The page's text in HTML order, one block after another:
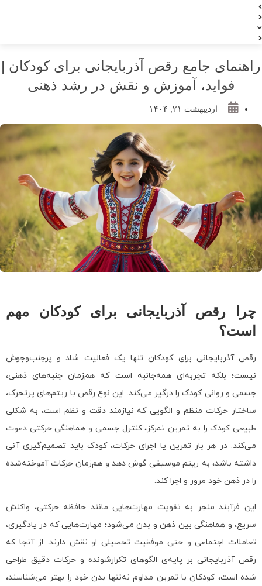
راهنمای جامع رقص آذربایجانی برای کودکان |
فواید، آموزش و نقش در رشد ذهنی
اردیبهشت ۲۱, ۱۴۰۴
چرا رقص آذربایجانی برای کودکان مهم
است؟
رقص آذربایجانی برای کودکان تنها یک فعالیت شاد و پرجنب‌وجوش
نیست؛ بلکه تجربه‌ای همه‌جانبه است که هم‌زمان جنبه‌های ذهنی،
جسمی و روانی کودک را درگیر می‌کند. این نوع رقص با ریتم‌های پرتحرک،
ساختار حرکات منظم و الگویی که نیازمند دقت و نظم است، به شکلی
طبیعی کودک را به تمرین تمرکز، کنترل جسمی و هماهنگی حرکتی دعوت
می‌کند. در هر بار تمرین یا اجرای حرکات، کودک باید تصمیم‌گیری آنی
داشته باشد، به ریتم موسیقی گوش دهد و هم‌زمان حرکات آموخته‌شده
را در ذهن خود مرور و اجرا کند.
این فرآیند منجر به تقویت مهارت‌هایی مانند حافظه حرکتی، واکنش
سریع، و هماهنگی بین ذهن و بدن می‌شود؛ مهارت‌هایی که در یادگیری،
تعاملات اجتماعی و حتی موفقیت تحصیلی او نقش دارند. از آنجا که
رقص آذربایجانی بر پایه‌ی الگوهای تکرارشونده و حرکات دقیق طراحی
شده است، کودکان با تمرین مداوم نه‌تنها بدن خود را بهتر می‌شناسند،